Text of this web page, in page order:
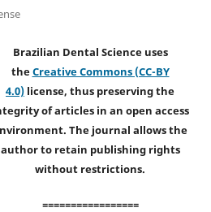
Brazilian Dental Science uses
theCreative Commons (CC-BY
4.0) license, thus preserving the
of articles in an open access
The journal allows the
author to retain publishing rights
without restrictions.
=================